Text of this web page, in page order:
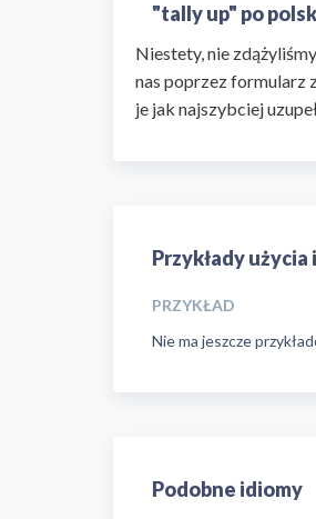
"tally up" po
Niestety, nie
nas poprzez formularz
je jak najszybciej
Przykłady
PRZYKŁAD
Nie ma jeszcze
Podobne idiomy